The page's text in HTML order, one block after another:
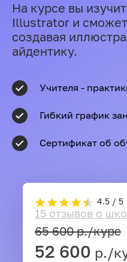
На курсе вы
Illustrator и
создавая
айдентику.
Учителя -
Гибкий график
Сертификат об
4.5 / 5
15 отзывов о
65 600р./курс
52 600 р./